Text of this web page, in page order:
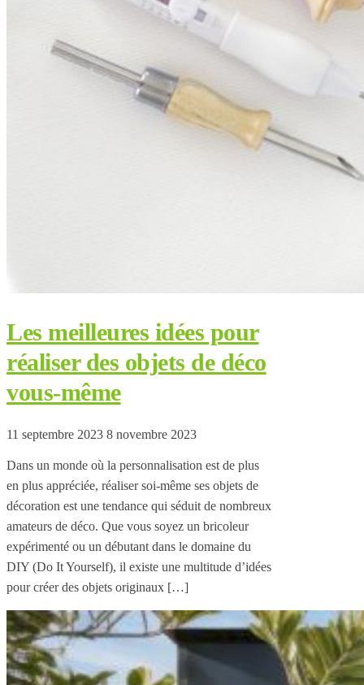
Les meilleures idées pour
réaliser des objets de déco
vous-même
11 septembre 2023 8 novembre 2023
Dans un monde où la personnalisation est de plus
en plus appréciée, réaliser soi-même ses objets de
décoration est une tendance qui séduit de nombreux
amateurs de déco. Que vous soyez un bricoleur
expérimenté ou un débutant dans le domaine du
DIY (Do It Yourself), il existe une multitude d’idées
pour créer des objets originaux […]